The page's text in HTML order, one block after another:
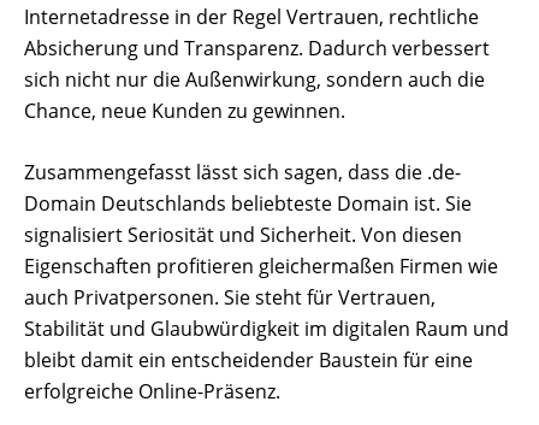
Internetadresse in der Regel Vertrauen, rechtliche
Absicherung und Transparenz. Dadurch verbessert
sich nicht nur die Außenwirkung, sondern auch die
Chance, neue Kunden zu gewinnen.
Zusammengefasst lässt sich sagen, dass die .de-
Domain Deutschlands beliebteste Domain ist. Sie
signalisiert Seriosität und Sicherheit. Von diesen
Eigenschaften profitieren gleichermaßen Firmen wie
auch Privatpersonen. Sie steht für Vertrauen,
Stabilität und Glaubwürdigkeit im digitalen Raum und
bleibt damit ein entscheidender Baustein für eine
erfolgreiche Online-Präsenz.